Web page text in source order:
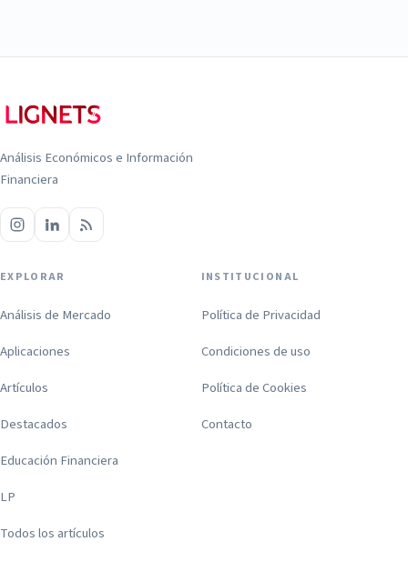
Análisis Económicos e Información
Financiera
EXPLORAR
Análisis de Mercado
Aplicaciones
Artículos
Destacados
Educación Financiera
LP
Todos los artículos
INSTITUCIONAL
Política de Privacidad
Condiciones de uso
Política de Cookies
Contacto